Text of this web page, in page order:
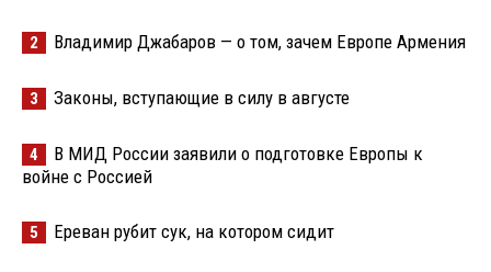
2 Владимир Джабаров — о том, зачем Европе Армения
3 Законы, вступающие в силу в августе
4
В МИД России заявили о подготовке Европы к
войне с Россией
5 Ереван рубит сук, на котором сидит